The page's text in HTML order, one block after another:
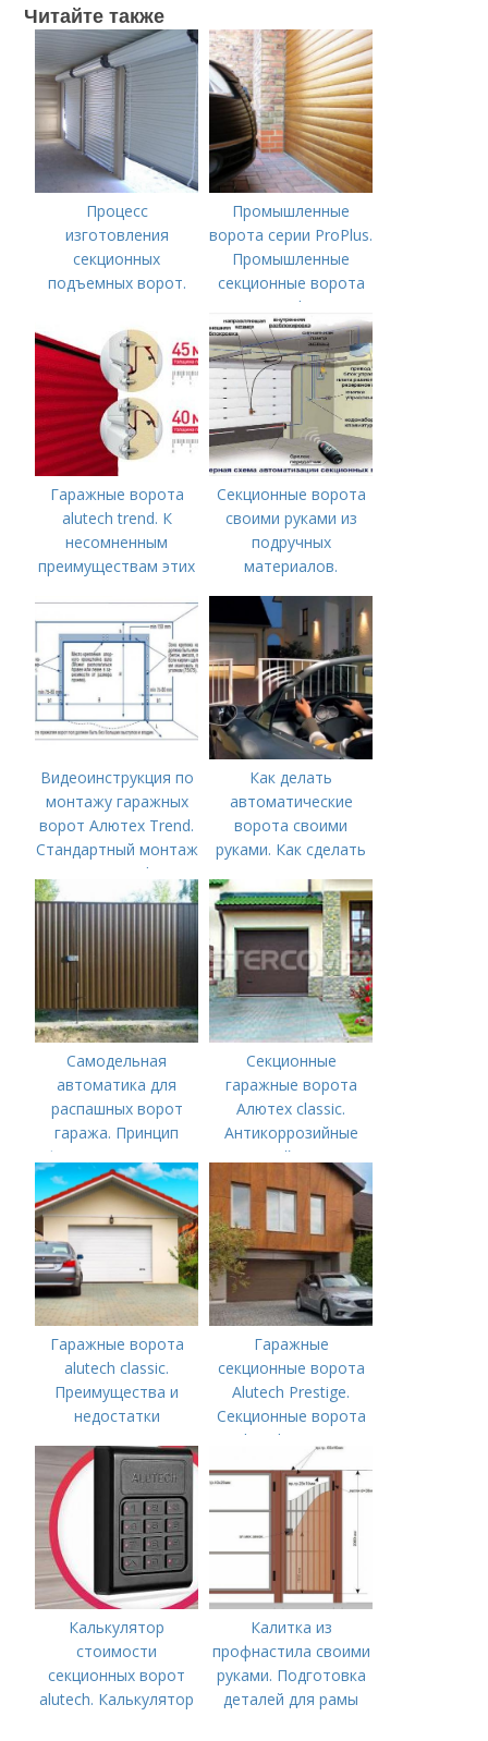
Читайте также
Процесс
изготовления
секционных
подъемных ворот.
подъёмных ворот
Промышленные
ворота серии ProPlus.
Промышленные
секционные ворота
ProPlus
Гаражные ворота
alutech trend. К
несомненным
преимуществам этих
следующие качества:
Секционные ворота
своими руками из
подручных
материалов.
секционные ворота
для гаража
Видеоинструкция по
монтажу гаражных
ворот Алютех Trend.
Стандартный монтаж
ворот Trend – в
новом обучающем
видео
Как делать
автоматические
ворота своими
руками. Как сделать
ворота своими
руками
Самодельная
автоматика для
распашных ворот
гаража. Принцип
функционирования
автоматики
Секционные
гаражные ворота
Алютех classic.
Антикоррозийные
свойства
Гаражные ворота
alutech classic.
Преимущества и
недостатки
Гаражные
секционные ворота
Alutech Prestige.
Секционные ворота
Alutech Prestige
Калькулятор
стоимости
секционных ворот
alutech. Калькулятор
Калитка из
профнастила своими
руками. Подготовка
деталей для рамы